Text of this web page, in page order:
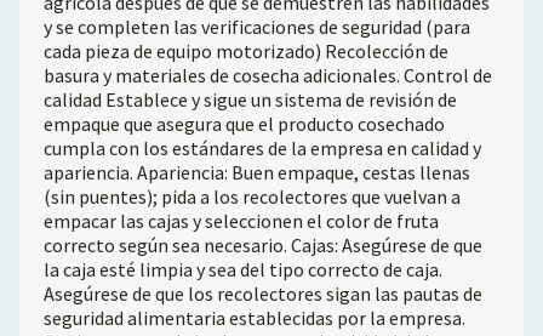
y se completen las verificaciones de seguridad (para
cada pieza de equipo motorizado) Recolección de
basura y materiales de cosecha adicionales. Control de
calidad Establece y sigue un sistema de revisión de
empaque que asegura que el producto cosechado
cumpla con los estándares de la empresa en calidad y
apariencia. Apariencia: Buen empaque, cestas llenas
(sin puentes); pida a los recolectores que vuelvan a
empacar las cajas y seleccionen el color de fruta
correcto según sea necesario. Cajas: Asegúrese de que
la caja esté limpia y sea del tipo correcto de caja.
Asegúrese de que los recolectores sigan las pautas de
seguridad alimentaria establecidas por la empresa.